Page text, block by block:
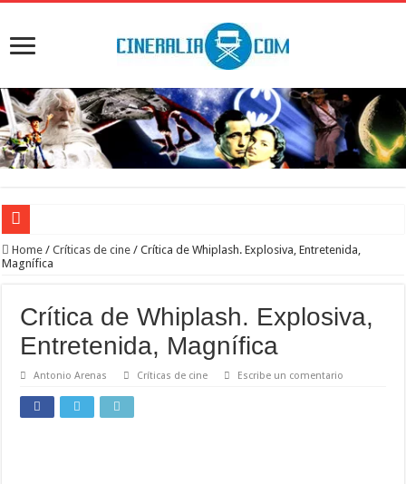
‘El Diablo se viste de Prada 2’. Desaparece la magia
‘La Asistenta’. Dúo perfecto
Crítica de Spider-Man: Brand new day. Un gran poder conlleva una gran película
Home / Críticas de cine / Crítica de Whiplash. Explosiva, Entretenida,
Magnífica
Crítica de Whiplash. Explosiva,
Entretenida, Magnífica
Antonio Arenas Críticas de cine Escribe un comentario